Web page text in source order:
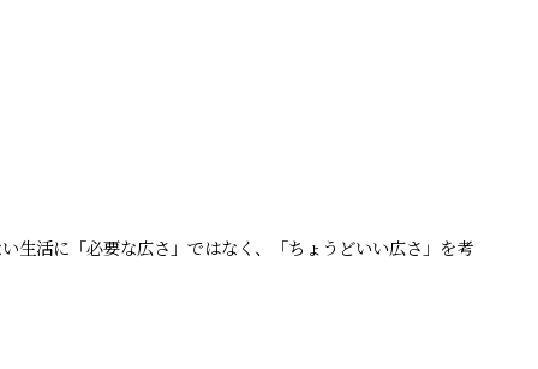
生活に「必要な広さ」ではなく、「ちょうどいい広さ」を考